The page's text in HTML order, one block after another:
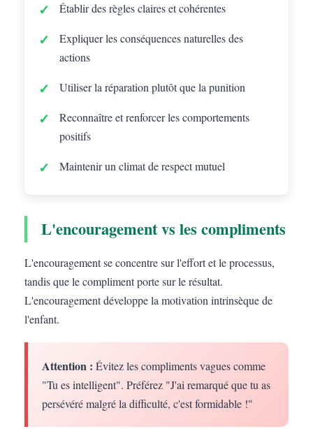
Établir des règles claires et cohérentes
Expliquer les conséquences naturelles des
actions
Utiliser la réparation plutôt que la punition
Reconnaître et renforcer les comportements
positifs
Maintenir un climat de respect mutuel
L'encouragement vs les compliments
L'encouragement se concentre sur l'effort et le processus,
tandis que le compliment porte sur le résultat.
L'encouragement développe la motivation intrinsèque de
l'enfant.
Attention : Évitez les compliments vagues comme
"Tu es intelligent". Préférez "J'ai remarqué que tu as
persévéré malgré la difficulté, c'est formidable !"